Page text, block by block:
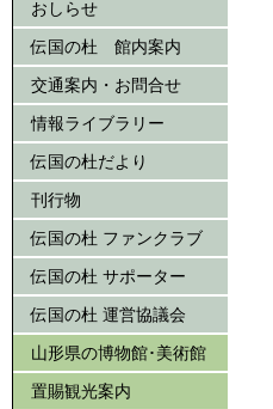
おしらせ
伝国の杜 館内案内
交通案内・お問合せ
情報ライブラリー
伝国の杜だより
刊行物
伝国の杜 ファンクラブ
伝国の杜 サポーター
伝国の杜 運営協議会
山形県の博物館･美術館
置賜観光案内